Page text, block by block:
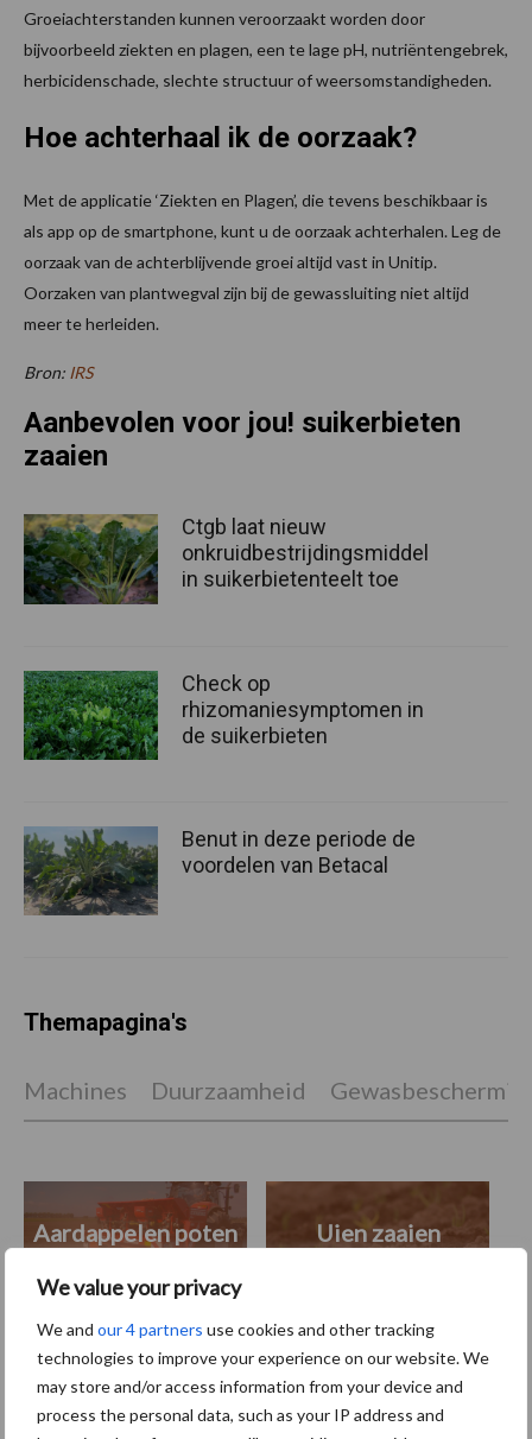
We value your privacy
We and our 4 partners use cookies and other tracking
technologies to improve your experience on our website. We
may store and/or access information from your device and
process the personal data, such as your IP address and
Groeiachterstanden kunnen veroorzaakt worden door
bijvoorbeeld ziekten en plagen, een te lage pH, nutriëntengebrek,
herbicidenschade, slechte structuur of weersomstandigheden.
Hoe achterhaal ik de oorzaak?
Met de applicatie ‘Ziekten en Plagen’, die tevens beschikbaar is
als app op de smartphone, kunt u de oorzaak achterhalen. Leg de
oorzaak van de achterblijvende groei altijd vast in Unitip.
Oorzaken van plantwegval zijn bij de gewassluiting niet altijd
meer te herleiden.
Bron: IRS
Aanbevolen voor jou! suikerbieten
zaaien
Ctgb laat nieuw
onkruidbestrijdingsmiddel
in suikerbietenteelt toe
Check op
rhizomaniesymptomen in
de suikerbieten
Benut in deze periode de
voordelen van Betacal
Themapagina's
Machines Duurzaamheid
Aardappelen poten Uien zaaien
Toon meer